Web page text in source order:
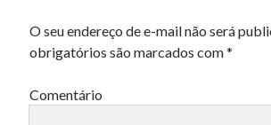
O seu endereço de e-mail não será
obrigatórios são marcados com*
Comentário